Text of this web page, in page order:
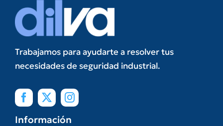
Trabajamos para ayudarte a resolver tus
necesidades de seguridad industrial.
Información